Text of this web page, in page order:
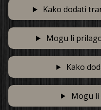
Kako dodati
Mogu li
Kako
Mogu li